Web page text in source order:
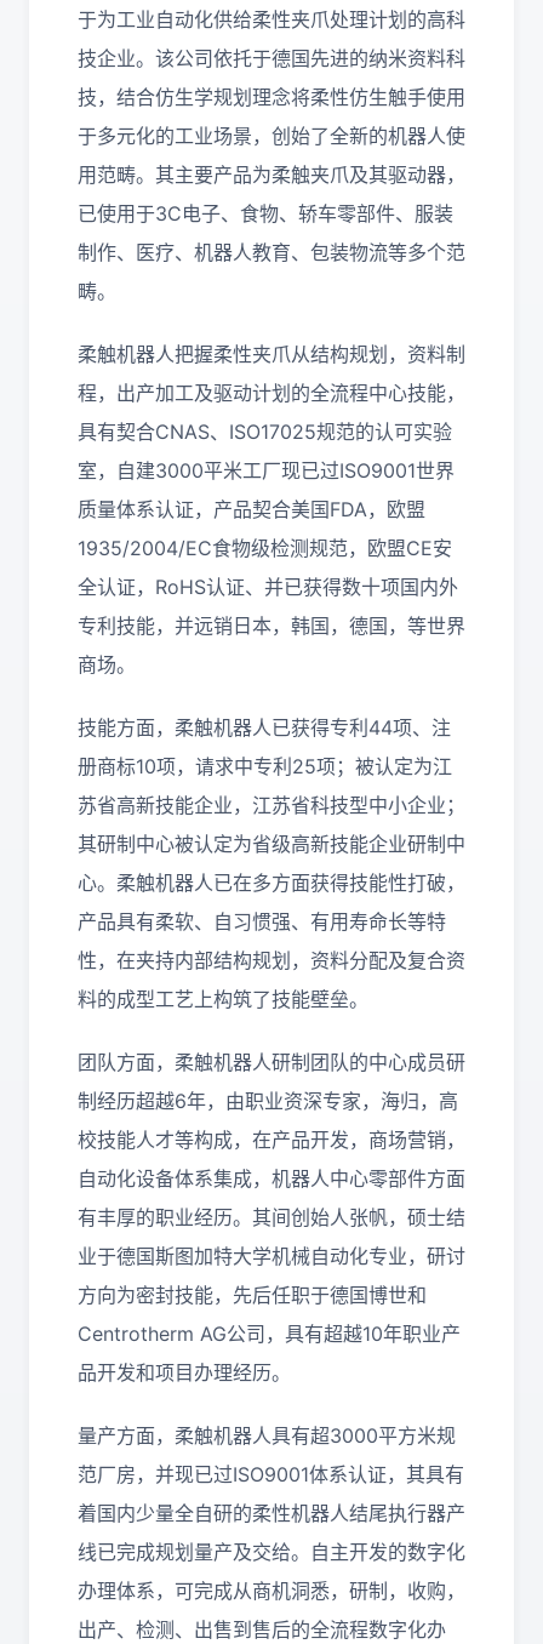
于为工业自动化供给柔性夹爪处理计划的高科
技企业。该公司依托于德国先进的纳米资料科
技，结合仿生学规划理念将柔性仿生触手使用
于多元化的工业场景，创始了全新的机器人使
用范畴。其主要产品为柔触夹爪及其驱动器，
已使用于3C电子、食物、轿车零部件、服装
制作、医疗、机器人教育、包装物流等多个范
畴。
柔触机器人把握柔性夹爪从结构规划，资料制
程，出产加工及驱动计划的全流程中心技能，
具有契合CNAS、ISO17025规范的认可实验
室，自建3000平米工厂现已过ISO9001世界
质量体系认证，产品契合美国FDA，欧盟
1935/2004/EC食物级检测规范，欧盟CE安
全认证，RoHS认证、并已获得数十项国内外
专利技能，并远销日本，韩国，德国，等世界
商场。
技能方面，柔触机器人已获得专利44项、注
册商标10项，请求中专利25项；被认定为江
苏省高新技能企业，江苏省科技型中小企业；
其研制中心被认定为省级高新技能企业研制中
心。柔触机器人已在多方面获得技能性打破，
产品具有柔软、自习惯强、有用寿命长等特
性，在夹持内部结构规划，资料分配及复合资
料的成型工艺上构筑了技能壁垒。
团队方面，柔触机器人研制团队的中心成员研
制经历超越6年，由职业资深专家，海归，高
校技能人才等构成，在产品开发，商场营销，
自动化设备体系集成，机器人中心零部件方面
有丰厚的职业经历。其间创始人张帆，硕士结
业于德国斯图加特大学机械自动化专业，研讨
方向为密封技能，先后任职于德国博世和
Centrotherm AG公司，具有超越10年职业产
品开发和项目办理经历。
量产方面，柔触机器人具有超3000平方米规
范厂房，并现已过ISO9001体系认证，其具有
着国内少量全自研的柔性机器人结尾执行器产
线已完成规划量产及交给。自主开发的数字化
办理体系，可完成从商机洞悉，研制，收购，
出产、检测、出售到售后的全流程数字化办